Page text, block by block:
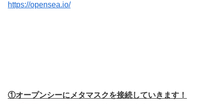
https://opensea.io/
①オープンシーにメタマスクを接続していきます！